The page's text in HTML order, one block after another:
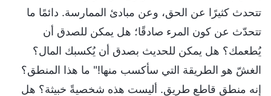
تتحدث كثيرًا عن الحق، وعن مبادئ الممارسة. دائمًا ما
تتحدّث عن كون المرء صادقًا؛ هل يمكن للصدق أن
يُطعمك؟ هل يمكن للحديث بصدق أن يُكسبك المال؟
الغشّ هو الطريقة التي سأكسب منها!" ما هذا المنطق؟
إنه منطق قاطع طريق. أليست هذه شخصيةً خبيثة؟ هل